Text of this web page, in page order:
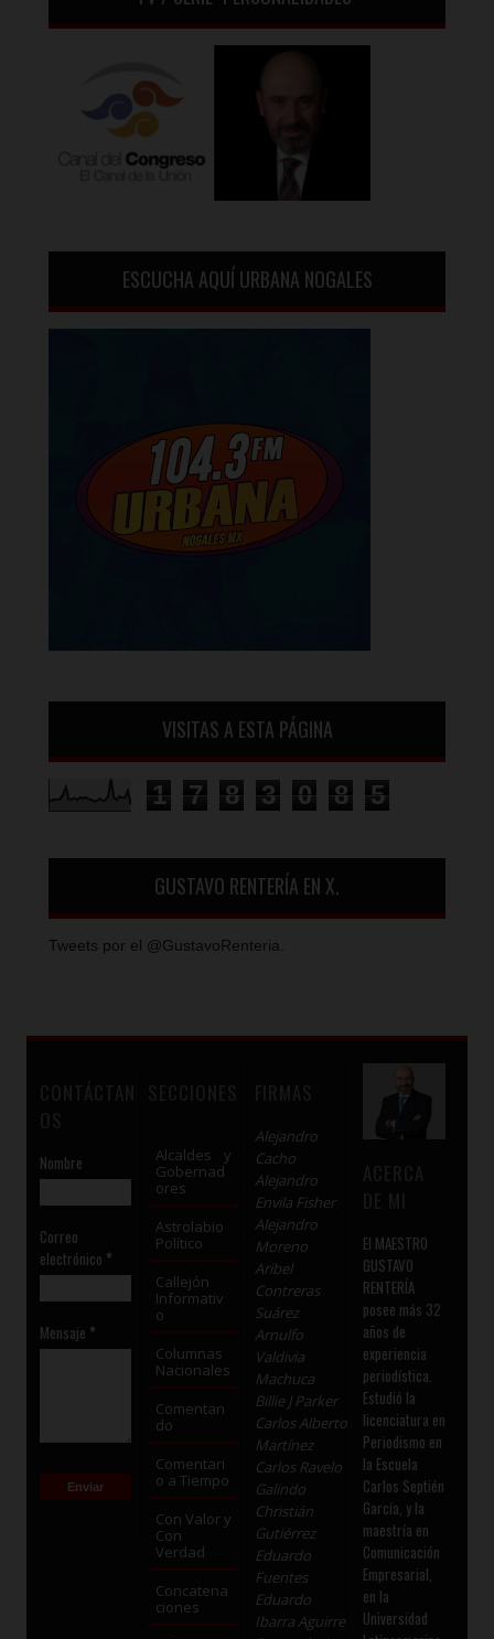
ESCUCHA AQUÍ URBANA NOGALES
VISITAS A ESTA PÁGINA
1 7 8 3 0 8 5
GUSTAVO RENTERÍA EN X.
Tweets por el @GustavoRenteria.
Nombre
Correo
electrónico *
Mensaje *
Alcaldes y
Gobernad
ores
Astrolabio
Político
Callejón
Informativ
o
Columnas
Nacionales
Comentan
do
Comentari
o a Tiempo
Con Valor y
Con
Verdad
Concatena
ciones
Alejandro
Cacho
Alejandro
Envila Fisher
Alejandro
Moreno
Aribel
Contreras
Suárez
Arnulfo
Valdivia
Machuca
Billie J Parker
Carlos Alberto
Martínez
Carlos Ravelo
Galindo
Christián
Gutiérrez
Eduardo
Fuentes
Eduardo
Ibarra Aguirre
El MAESTRO
GUSTAVO
RENTERÍA
posee más 32
años de
experiencia
periodística.
Estudió la
licenciatura en
Periodismo en
la Escuela
Carlos Septién
García, y la
maestría en
Comunicación
Empresarial,
en la
Universidad